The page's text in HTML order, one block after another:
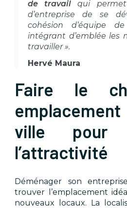
de travail qui
d’entreprise de se
cohésion d’équipe
intégrant d’emblée les
travailler ».
Hervé Maura
Faire le
ville pour
l’attractivité
Déménager son
trouver l’emplacement
nouveaux locaux. La